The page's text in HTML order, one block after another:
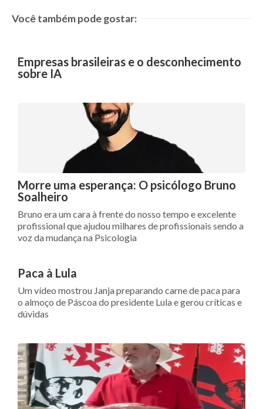
Você também pode gostar:
Empresas brasileiras e o desconhecimento
sobre IA
Morre uma esperança: O psicólogo Bruno
Soalheiro
Bruno era um cara à frente do nosso tempo e excelente
profissional que ajudou milhares de profissionais sendo a
voz da mudança na Psicologia
Paca à Lula
Um vídeo mostrou Janja preparando carne de paca para
o almoço de Páscoa do presidente Lula e gerou críticas e
dúvidas